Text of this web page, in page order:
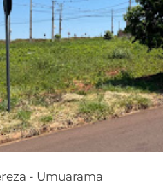
Terreno em Jardim Thereza - Umuarama